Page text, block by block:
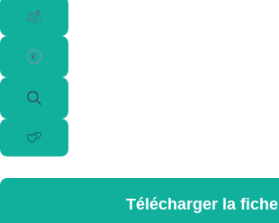
Télécharger la fiche